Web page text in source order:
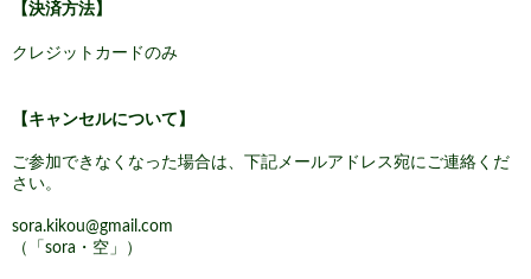
【決済方法】
クレジットカードのみ
【キャンセルについて】
ご参加できなくなった場合は、下記メールアドレス宛にご連絡くだ
さい。
sora.kikou@gmail.com
（「sora・空」）